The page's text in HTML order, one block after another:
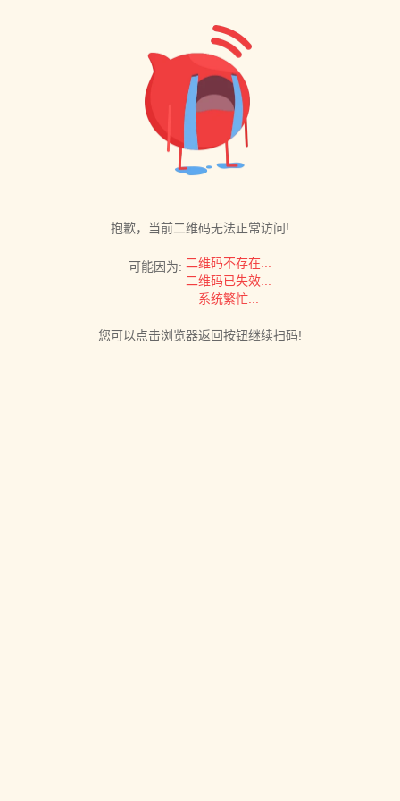
抱歉，当前二维码无法正常访问!
可能因为: 二维码不存在...
二维码已失效...
系统繁忙...
您可以点击浏览器返回按钮继续扫码!